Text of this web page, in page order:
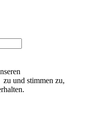
zu und stimmen zu,